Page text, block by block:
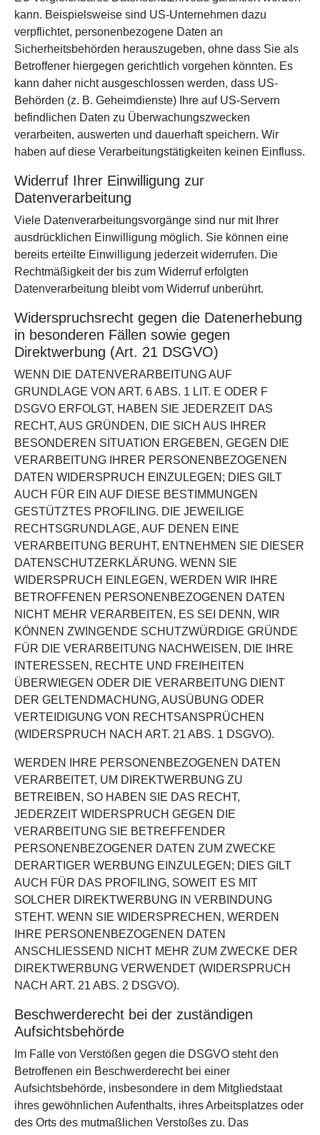
kann. Beispielsweise sind US-Unternehmen dazu
verpflichtet, personenbezogene Daten an
Sicherheitsbehörden herauszugeben, ohne dass Sie als
Betroffener hiergegen gerichtlich vorgehen könnten. Es
kann daher nicht ausgeschlossen werden, dass US-
Behörden (z. B. Geheimdienste) Ihre auf US-Servern
befindlichen Daten zu Überwachungszwecken
verarbeiten, auswerten und dauerhaft speichern. Wir
haben auf diese Verarbeitungstätigkeiten keinen Einfluss.
Widerruf Ihrer Einwilligung zur
Datenverarbeitung
Viele Datenverarbeitungsvorgänge sind nur mit Ihrer
ausdrücklichen Einwilligung möglich. Sie können eine
bereits erteilte Einwilligung jederzeit widerrufen. Die
Rechtmäßigkeit der bis zum Widerruf erfolgten
Datenverarbeitung bleibt vom Widerruf unberührt.
Widerspruchsrecht gegen die Datenerhebung
in besonderen Fällen sowie gegen
Direktwerbung (Art. 21 DSGVO)
WENN DIE DATENVERARBEITUNG AUF
GRUNDLAGE VON ART. 6 ABS. 1 LIT. E ODER F
DSGVO ERFOLGT, HABEN SIE JEDERZEIT DAS
RECHT, AUS GRÜNDEN, DIE SICH AUS IHRER
BESONDEREN SITUATION ERGEBEN, GEGEN DIE
VERARBEITUNG IHRER PERSONENBEZOGENEN
DATEN WIDERSPRUCH EINZULEGEN; DIES GILT
AUCH FÜR EIN AUF DIESE BESTIMMUNGEN
GESTÜTZTES PROFILING. DIE JEWEILIGE
RECHTSGRUNDLAGE, AUF DENEN EINE
VERARBEITUNG BERUHT, ENTNEHMEN SIE DIESER
DATENSCHUTZERKLÄRUNG. WENN SIE
WIDERSPRUCH EINLEGEN, WERDEN WIR IHRE
BETROFFENEN PERSONENBEZOGENEN DATEN
NICHT MEHR VERARBEITEN, ES SEI DENN, WIR
KÖNNEN ZWINGENDE SCHUTZWÜRDIGE GRÜNDE
FÜR DIE VERARBEITUNG NACHWEISEN, DIE IHRE
INTERESSEN, RECHTE UND FREIHEITEN
ÜBERWIEGEN ODER DIE VERARBEITUNG DIENT
DER GELTENDMACHUNG, AUSÜBUNG ODER
VERTEIDIGUNG VON RECHTSANSPRÜCHEN
(WIDERSPRUCH NACH ART. 21 ABS. 1 DSGVO).
WERDEN IHRE PERSONENBEZOGENEN DATEN
VERARBEITET, UM DIREKTWERBUNG ZU
BETREIBEN, SO HABEN SIE DAS RECHT,
JEDERZEIT WIDERSPRUCH GEGEN DIE
VERARBEITUNG SIE BETREFFENDER
PERSONENBEZOGENER DATEN ZUM ZWECKE
DERARTIGER WERBUNG EINZULEGEN; DIES GILT
AUCH FÜR DAS PROFILING, SOWEIT ES MIT
SOLCHER DIREKTWERBUNG IN VERBINDUNG
STEHT. WENN SIE WIDERSPRECHEN, WERDEN
IHRE PERSONENBEZOGENEN DATEN
ANSCHLIESSEND NICHT MEHR ZUM ZWECKE DER
DIREKTWERBUNG VERWENDET (WIDERSPRUCH
NACH ART. 21 ABS. 2 DSGVO).
Beschwerde­recht bei der zuständigen
Aufsichts­behörde
Im Falle von Verstößen gegen die DSGVO steht den
Betroffenen ein Beschwerderecht bei einer
Aufsichtsbehörde, insbesondere in dem Mitgliedstaat
ihres gewöhnlichen Aufenthalts, ihres Arbeitsplatzes oder
des Orts des mutmaßlichen Verstoßes zu. Das